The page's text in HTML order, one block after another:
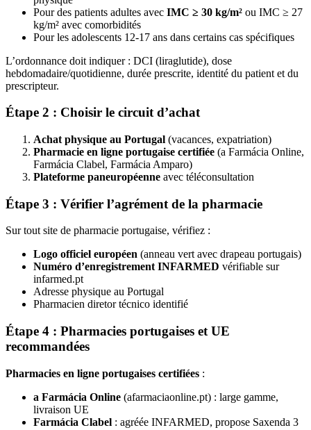
Pour des patients adultes avec IMC ≥ 30 kg/m² ou IMC ≥ 27
kg/m² avec comorbidités
Pour les adolescents 12-17 ans dans certains cas spécifiques
L’ordonnance doit indiquer : DCI (liraglutide), dose
hebdomadaire/quotidienne, durée prescrite, identité du patient et du
prescripteur.
Étape 2 : Choisir le circuit d’achat
Achat physique au Portugal (vacances, expatriation)
Pharmacie en ligne portugaise certifiée (a Farmácia Online,
Farmácia Clabel, Farmácia Amparo)
Plateforme paneuropéenne avec téléconsultation
Étape 3 : Vérifier l’agrément de la pharmacie
Sur tout site de pharmacie portugaise, vérifiez :
Logo officiel européen (anneau vert avec drapeau portugais)
Numéro d’enregistrement INFARMED vérifiable sur
infarmed.pt
Adresse physique au Portugal
Pharmacien diretor técnico identifié
Étape 4 : Pharmacies portugaises et UE
recommandées
Pharmacies en ligne portugaises certifiées :
a Farmácia Online (afarmaciaonline.pt) : large gamme,
livraison UE
Farmácia Clabel : agréée INFARMED, propose Saxenda 3